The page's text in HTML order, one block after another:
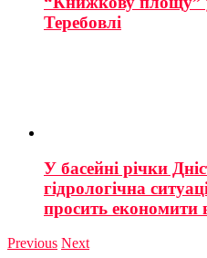
Теребовлі
У басейні річки
гідрологічна
просить економити
Previous Next